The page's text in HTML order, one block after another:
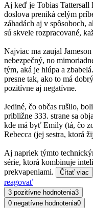
Aj keď je Tobias
doslova preniká celým
záhadách aj v spôsoboch,
sú skvele rozpracované,
Najviac ma zaujal
nebezpečný, no
tým, aká je hlúpa a
presne tak, ako to má
pozitívne aj negatívne.
Jediné, čo občas rušilo,
približne 333. strane sa
kde má byť Emily (tá, čo
Rebecca (jej sestra, ktorá
Aj napriek týmto
série, ktorá kombinuje
prekvapeniami.
Čítať viac
reagovať
3 pozitívne hodnotenia3
0 negatívne hodnotenia0